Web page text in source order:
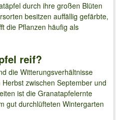
durch ihre großen Blüten
besitzen auffällig gefärbte,
die Pflanzen häufig als
reif?
die Witterungsverhältnisse
zwischen September und
ist die Granatapfelernte
gut durchlüfteten Wintergarten